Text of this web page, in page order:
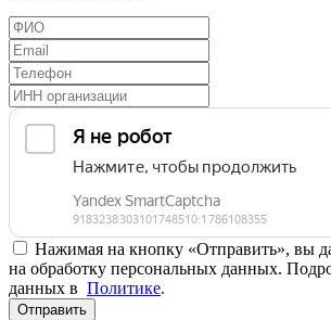
Нажимая на кнопку «Отправить», вы
на обработку персональных данных.
данных в Политике.
Отправить